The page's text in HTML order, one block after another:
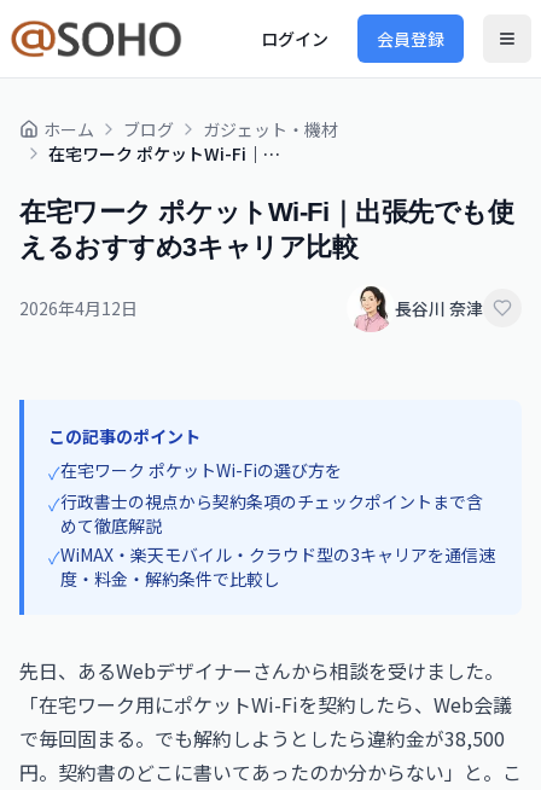
ログイン 会員登録
ホーム ブログ
ガジェット・機材
在宅ワーク ポケットWi-Fi｜出張先でも使えるおすすめ3キャリア比較
在宅ワーク ポケットWi-Fi｜出張先でも使
えるおすすめ3キャリア比較
2026年4月12日 長谷川 奈津
この記事のポイント
✓在宅ワーク ポケットWi-Fiの選び方を
✓行政書士の視点から契約条項のチェックポイントまで含
めて徹底解説
✓WiMAX・楽天モバイル・クラウド型の3キャリアを通信速
度・料金・解約条件で比較し
先日、あるWebデザイナーさんから相談を受けました。
「在宅ワーク用にポケットWi-Fiを契約したら、Web会議
で毎回固まる。でも解約しようとしたら違約金が38,500
円。契約書のどこに書いてあったのか分からない」と。こ